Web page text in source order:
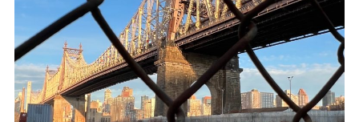
votre
séjour
new-
yorkais